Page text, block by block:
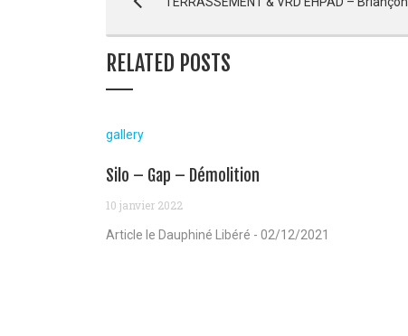
RELATED POSTS
gallery
Silo – Gap – Démolition
10 janvier 2022
Article le Dauphiné Libéré - 02/12/2021